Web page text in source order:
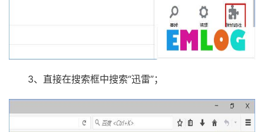
3、直接在搜索框中搜索“迅雷”；